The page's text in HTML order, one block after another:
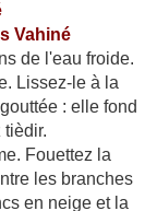
Vahiné
de l'eau froide.
Lissez-le à la
: elle fond
tièdir.
Fouettez la
les branches
en neige et la